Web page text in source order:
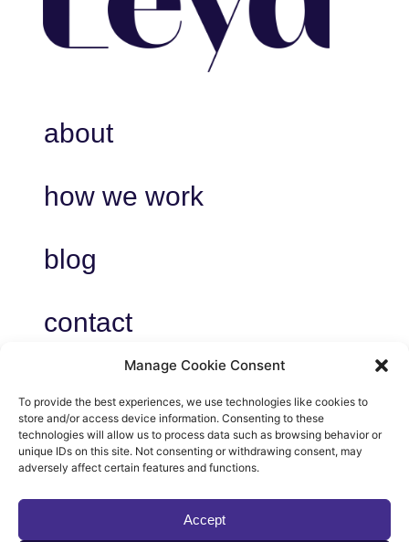
Manage Cookie Consent
To provide the best experiences, we use technologies like cookies to
store and/or access device information. Consenting to these
technologies will allow us to process data such as browsing behavior or
unique IDs on this site. Not consenting or withdrawing consent, may
adversely affect certain features and functions.
Accept
about
how we work
blog
contact
privacy
voorwaarden